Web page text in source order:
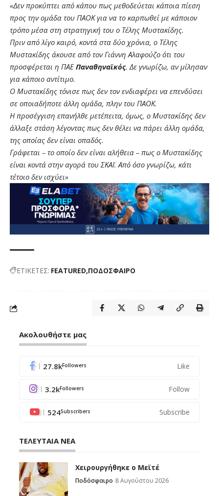
«Δεν προκύπτει από κάπου πως μεθοδεύεται κάποια πίεση
προς την ομάδα του ΠΑΟΚ για να το καρπωθεί με κάποιον
τρόπο μέσα στη στρατηγική του ο Τέλης Μυστακίδης.
Πριν από λίγο καιρό, κοντά στα δύο χρόνια, ο Τέλης
Μυστακίδης άκουσε από τον Γιάννη Αλαφούζο ότι του
προσφέρεται η ΠΑΕΠαναθηναϊκός. Δε γνωρίζω, αν μίλησαν
για κάποιο αντίτιμο.
Ο Μυστακίδης τόνισε πως δεν τον ενδιαφέρει να επενδύσει
σε οποιαδήποτε άλλη ομάδα, πλην του ΠΑΟΚ.
Η προσέγγιση επανήλθε μετέπειτα, όμως, ο Μυστακίδης δεν
άλλαξε στάση λέγοντας πως δεν θέλει να πάρει άλλη ομάδα,
της οποίας δεν είναι οπαδός.
Γράφεται – το οποίο δεν είναι αλήθεια – πως ο Μυστακίδης
είναι κοντά στην αγορά του ΣΚΑΪ. Από όσο γνωρίζω, κάτι
τέτοιο δεν ισχύει»
ΕΤΙΚΕΤΕΣ: FEATURED ΠΟΔΟΣΦΑΙΡΟ
Ακολουθήστε μας
27.8kFollowers Like
3.2kFollowers Follow
524Subscribers Subscribe
ΤΕΛΕΥΤΑΙΑ ΝΕΑ
Χειρουργήθηκε ο Μεϊτέ
Ποδόσφαιρο 8 Αυγούστου 2026